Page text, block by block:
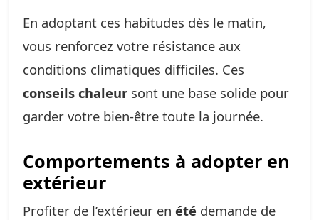
En adoptant ces habitudes dès le matin,
vous renforcez votre résistance aux
conditions climatiques difficiles. Ces
conseils chaleur sont une base solide pour
garder votre bien-être toute la journée.
Comportements à adopter en
extérieur
Profiter de l’extérieur en été demande de